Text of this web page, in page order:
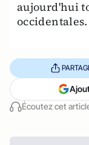
aujourd'hui
occidentales.
Écoutez cet